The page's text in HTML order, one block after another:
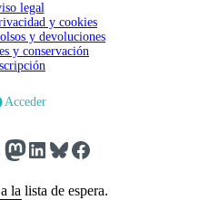
legal
y cookies
y devoluciones
y conservación
Acceder
Mastodon
LinkedIn
Bluesky
Facebook
la lista de espera.